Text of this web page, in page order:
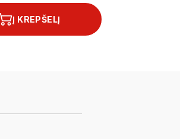
Į KREPŠELĮ